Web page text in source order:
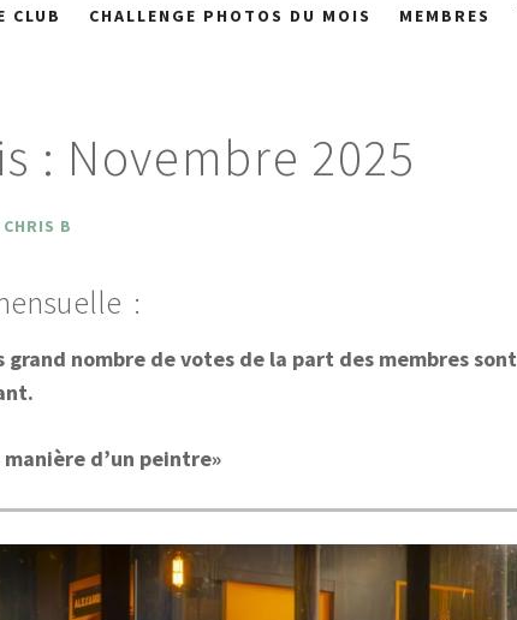
CLUB CHALLENGE PHOTOS DU MOIS MEMBRES
: Novembre 2025
CHRIS B
:
nombre de votes de la part des membres sont
d’un peintre»